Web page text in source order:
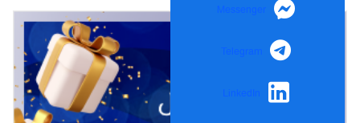
Messenger
Telegram
LinkedIn